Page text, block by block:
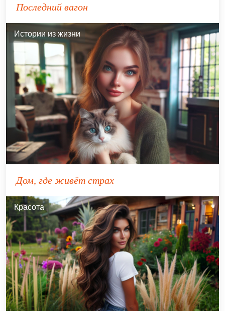
Последний вагон
Истории из жизни
Дом, где живёт страх
Красота